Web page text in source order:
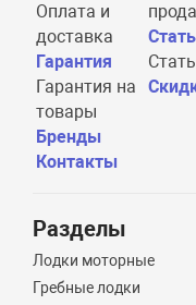
Оплата и
доставка
Гарантия
Гарантия на
товары
Бренды
Контакты
Разделы
Лодки моторные
Гребные лодки